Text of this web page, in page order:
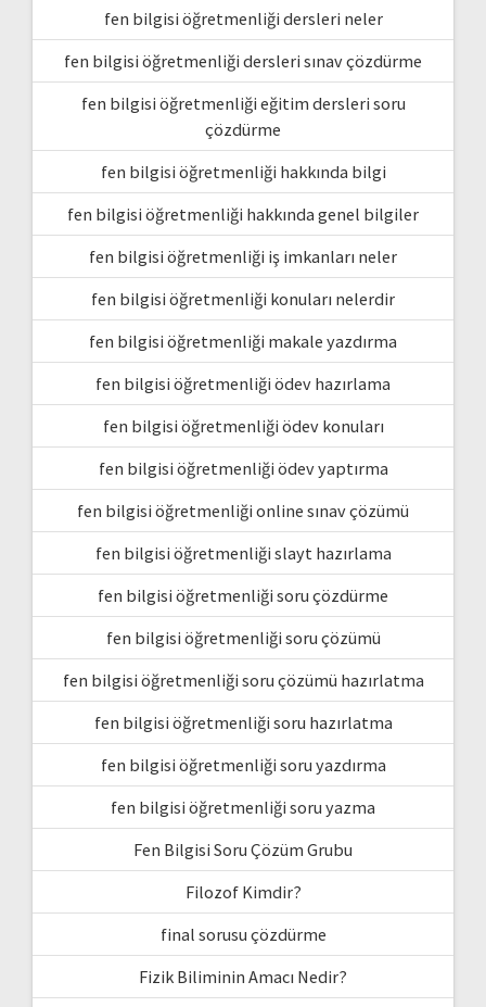
fen bilgisi öğretmenliği dersleri neler
fen bilgisi öğretmenliği dersleri sınav çözdürme
fen bilgisi öğretmenliği eğitim dersleri soru
çözdürme
fen bilgisi öğretmenliği hakkında bilgi
fen bilgisi öğretmenliği hakkında genel bilgiler
fen bilgisi öğretmenliği iş imkanları neler
fen bilgisi öğretmenliği konuları nelerdir
fen bilgisi öğretmenliği makale yazdırma
fen bilgisi öğretmenliği ödev hazırlama
fen bilgisi öğretmenliği ödev konuları
fen bilgisi öğretmenliği ödev yaptırma
fen bilgisi öğretmenliği online sınav çözümü
fen bilgisi öğretmenliği slayt hazırlama
fen bilgisi öğretmenliği soru çözdürme
fen bilgisi öğretmenliği soru çözümü
fen bilgisi öğretmenliği soru çözümü hazırlatma
fen bilgisi öğretmenliği soru hazırlatma
fen bilgisi öğretmenliği soru yazdırma
fen bilgisi öğretmenliği soru yazma
Fen Bilgisi Soru Çözüm Grubu
Filozof Kimdir?
final sorusu çözdürme
Fizik Biliminin Amacı Nedir?